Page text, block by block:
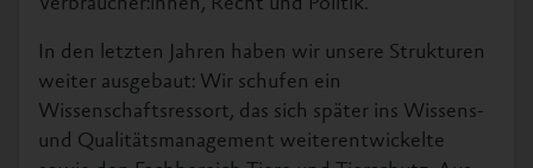
Verbraucher:innen, Recht und Politik.
In den letzten Jahren haben wir unsere Strukturen
weiter ausgebaut: Wir schufen ein
Wissenschaftsressort, das sich später ins Wissens-
und Qualitätsmanagement weiterentwickelte